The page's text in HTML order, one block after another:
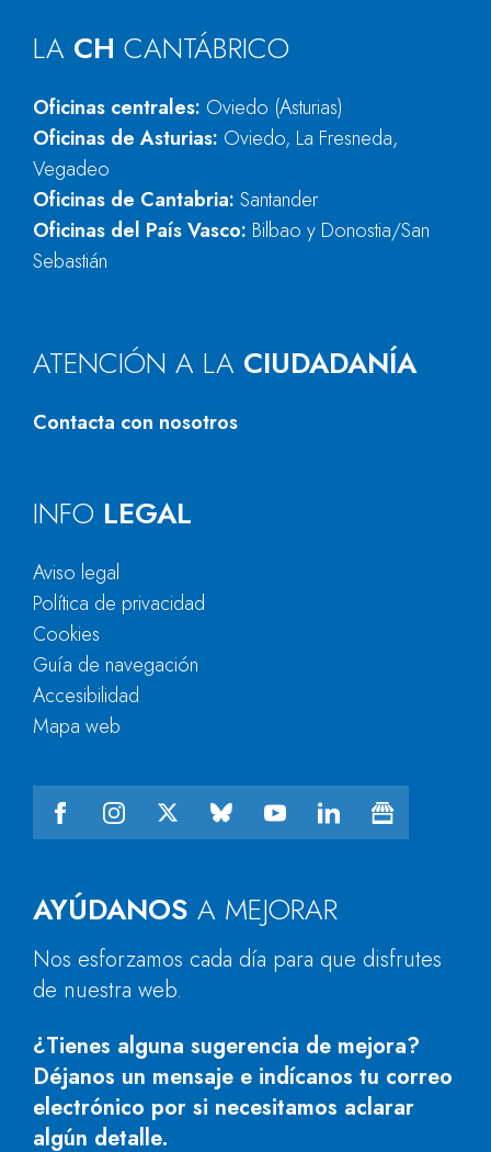
LA CH CANTÁBRICO
Oficinas centrales: Oviedo (Asturias)
Oficinas de Asturias: Oviedo, La Fresneda,
Vegadeo
Oficinas de Cantabria: Santander
Oficinas del País Vasco: Bilbao y Donostia/San
Sebastián
ATENCIÓN A LA CIUDADANÍA
Contacta con nosotros
AYÚDANOS A MEJORAR
Nos esforzamos cada día para que disfrutes
de nuestra web.
¿Tienes alguna sugerencia de mejora?
Déjanos un mensaje e indícanos tu correo
electrónico por si necesitamos aclarar
algún detalle.
INFO LEGAL
Aviso legal
Política de privacidad
Cookies
Guía de navegación
Accesibilidad
Mapa web